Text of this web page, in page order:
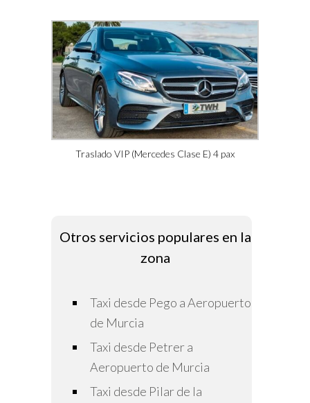
Traslado VIP (Mercedes Clase E) 4 pax
Otros servicios populares en la
zona
Taxi desde Pego a Aeropuerto
de Murcia
Taxi desde Petrer a
Aeropuerto de Murcia
Taxi desde Pilar de la